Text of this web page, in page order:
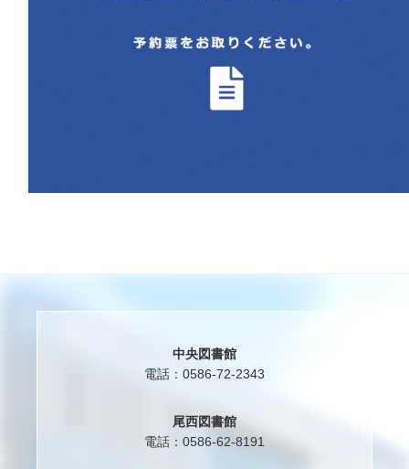
中央図書館
電話：0586-72-2343
尾西図書館
電話：0586-62-8191